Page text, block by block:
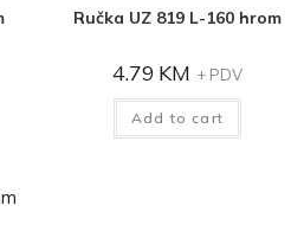
Ručka UZ 819 L-160 hrom
4.79 KM + PDV
Add to cart